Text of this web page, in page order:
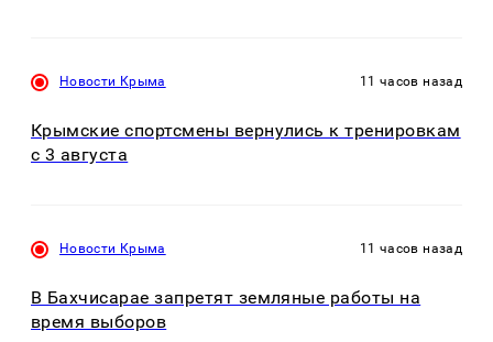
Новости Крыма 11 часов назад
Крымские спортсмены вернулись к тренировкам
с 3 августа
Новости Крыма 11 часов назад
В Бахчисарае запретят земляные работы на
время выборов